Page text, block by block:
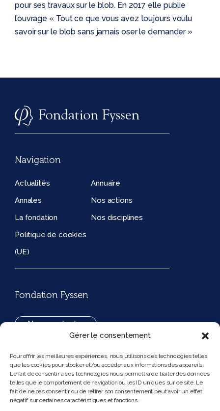
Gérer le consentement
Pour offrir les meilleures expériences, nous utilisons des technologies telles
que les cookies pour stocker et/ou accéder aux informations des appareils.
Le fait de consentir à ces technologies nous permettra de traiter des données
telles que le comportement de navigation ou les ID uniques sur ce site. Le
fait de ne pas consentir ou de retirer son consentement peut avoir un effet
négatif sur certaines caractéristiques et fonctions.
pour ses travaux sur le blob. En 2017 elle publie
l’ouvrage « Tout ce que vous avez toujours voulu
savoir sur le blob sans jamais oser le demander »
Navigation
Actualités
Annuaire
Annales
Nos actions
La fondation
Nos disciplines
Politique de cookies
(UE)
Fondation Fyssen
Nous contacter
194, rue de Rivoli 75001 Paris France
Nous suivre